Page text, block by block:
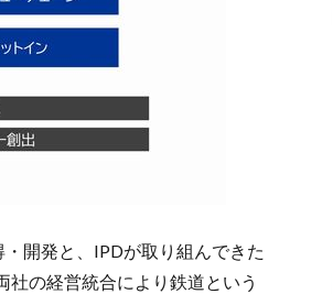
開発と、IPDが取り組んできた
社の経営統合により鉄道という